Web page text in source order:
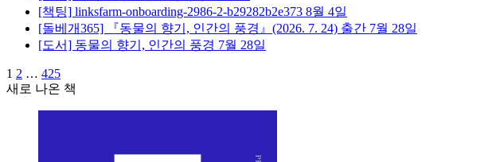
[책팅] linksfarm-onboarding-2986-2-b29282b2e373 8월 4일
[돌베개365] 『동물의 향기, 인간의 풍경』(2026. 7. 24) 출간 7월 28일
[도서] 동물의 향기, 인간의 풍경 7월 28일
1 2 … 425
새로 나온 책